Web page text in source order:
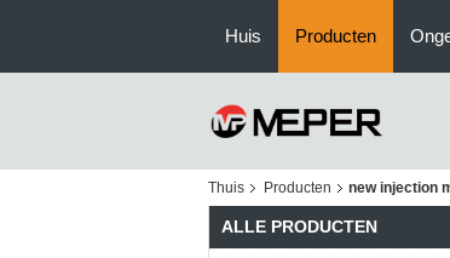
Huis Producten
Thuis Producten new injection
ALLE PRODUCTEN